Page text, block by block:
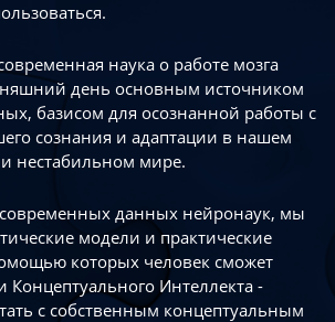
наука о работе мозга
день основным источником
базисом для осознанной работы с
сознания и адаптации в нашем
и нестабильном мире.
данных нейронаук, мы
модели и практические
которых человек сможет
Концептуального Интеллекта -
с собственным концептуальным